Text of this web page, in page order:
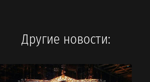
Другие новости: